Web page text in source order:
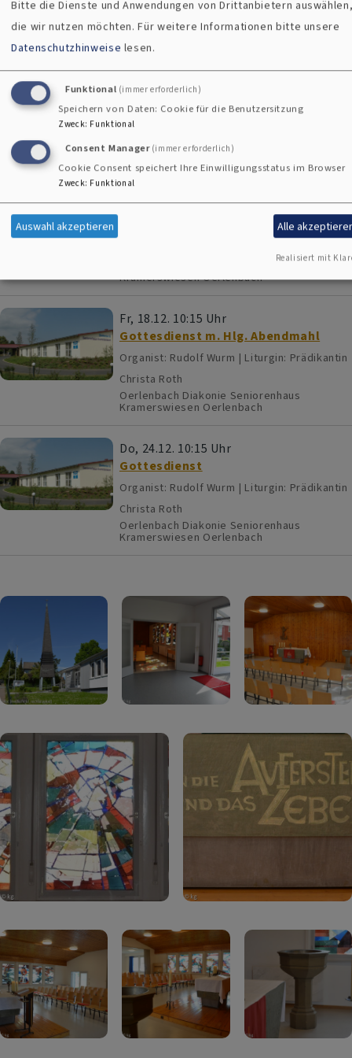
Oerlenbach Diakonie Seniorenhaus
Kramerswiesen Oerlenbach
Fr, 20.11. 15 Uhr
Ökumenischer Gottesdienst m.
Gedenken der Entschlafenen
Kramerswiesen Oerlenbach
Fr, 4.12. 10:15 Uhr
Messfeier
Pfarrvikar Karl Feser (kath.), PR Bad
Diakonie Seniorenhaus
Kramerswiesen Oerlenbach
Fr, 18.12. 10:15 Uhr
Gottesdienst m. Hlg. Abendmahl
Organist: Rudolf Wurm | Liturgin: Prädikantin
Christa Roth
Oerlenbach Diakonie Seniorenhaus
Kramerswiesen Oerlenbach
Do, 24.12. 10:15 Uhr
Gottesdienst
Organist: Rudolf Wurm | Liturgin: Prädikantin
Christa Roth
Oerlenbach Diakonie Seniorenhaus
Kramerswiesen Oerlenbach
Bitte die Dienste und Anwendungen von Drittanbietern
die wir nutzen möchten.Für weitere Informationen bitte unsere
Datenschutzhinweise lesen.
Funktional (immer erforderlich)
Speichern von Daten: Cookie für die Benutzersitzung
Zweck: Funktional
Consent Manager (immer erforderlich)
Cookie Consent speichert Ihre Einwilligungsstatus im Browser
Zweck: Funktional
Auswahl akzeptieren Alle
Realisiert mit